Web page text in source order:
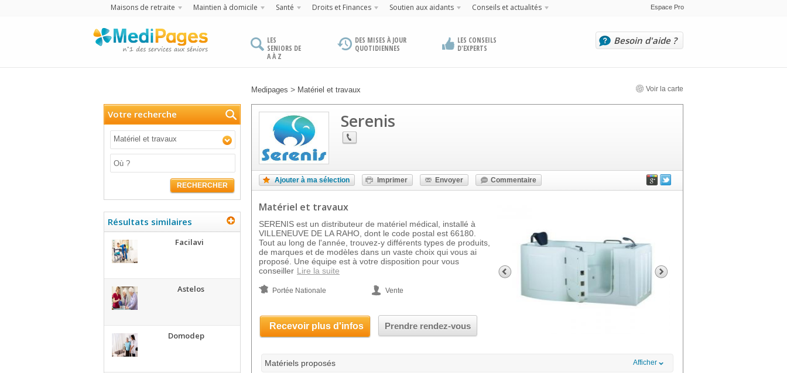
Maisons de retraite Maintien à domicile Santé Droits et Finances Soutien aux aidants Conseils et actualités Espace Pro
LES
SENIORS DE
A À Z
DES MISES À JOUR
QUOTIDIENNES
LES CONSEILS
D'EXPERTS
Besoin d'aide ?
Medipages > Matériel et travaux Voir la carte
Votre recherche
Matériel et travaux
RECHERCHER
Résultats similaires
Facilavi
Astelos
Domodep
Serenis
Ajouter à ma sélection Imprimer Envoyer Commentaire
Matériel et travaux
SERENIS est un distributeur de matériel médical, installé à
VILLENEUVE DE LA RAHO, dont le code postal est 66180.
Tout au long de l'année, trouvez-y différents types de produits,
de marques et de modèles dans un vaste choix qui vous ai
proposé. Une équipe est à votre disposition pour vous
conseiller Lire la suite
Portée Nationale Vente
Recevoir plus d'infos Prendre rendez-vous
Matériels proposés Afficher